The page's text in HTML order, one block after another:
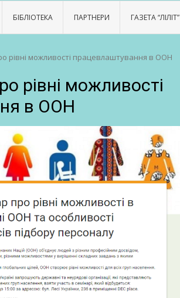
БІБЛІОТЕКА ПАРТНЕРИ ГАЗЕТА “ЛІЛІТ”
рівні можливості працевлаштування в ООН
рівні можливості
в ООН